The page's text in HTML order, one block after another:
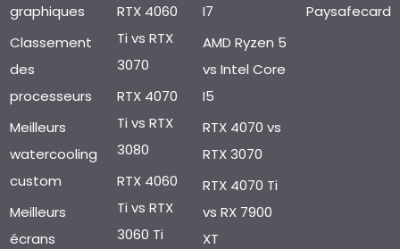
graphiques
Classement
des
processeurs
Meilleurs
watercooling
custom
Meilleurs
écrans
RTX 4060
Ti vs RTX
3070
RTX 4070
Ti vs RTX
3080
RTX 4060
Ti vs RTX
3060 Ti
I7
AMD Ryzen 5
vs Intel Core
I5
RTX 4070 vs
RTX 3070
RTX 4070 Ti
vs RX 7900
XT
Paysafecard